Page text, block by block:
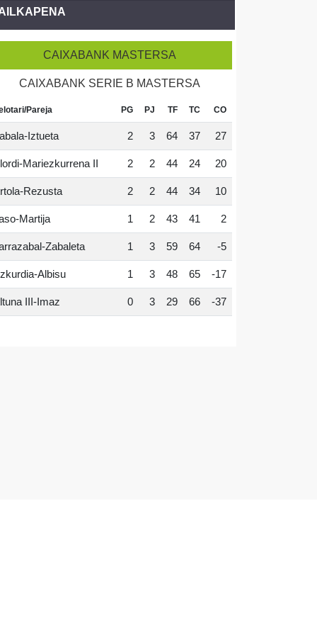
CAIXABANK MASTERSA
CAIXABANK SERIE B MASTERSA
Pareja PG PJ TF TC CO
Iztueta 2 3 64 37 27
Mariezkurrena II 2 2 44 24 20
Rezusta 2 2 44 34 10
Martija 1 2 43 41 2
Zabaleta 1 3 59 64 -5
Albisu 1 3 48 65 -17
III-Imaz 0 3 29 66 -37